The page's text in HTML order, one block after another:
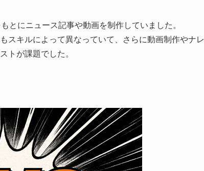
とにニュース記事や動画を制作していました。
スキルによって異なっていて、さらに動画制作やナレ
トが課題でした。